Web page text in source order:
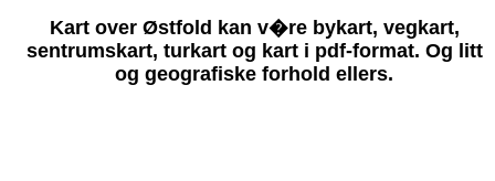
Kart over Østfold kan v�re bykart, vegkart,
sentrumskart, turkart og kart i pdf-format. Og litt
og geografiske forhold ellers.